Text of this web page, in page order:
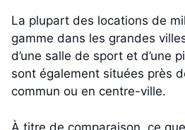
La plupart des locations de
gamme dans les grandes
d’une salle de sport et d’une
sont également situées près
commun ou en centre-ville.
À titre de comparaison, ce